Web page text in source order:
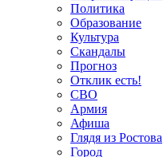
Политика
Образование
Культура
Скандалы
Прогноз
Отклик есть!
СВО
Армия
Афиша
Глядя из Ростова
Город